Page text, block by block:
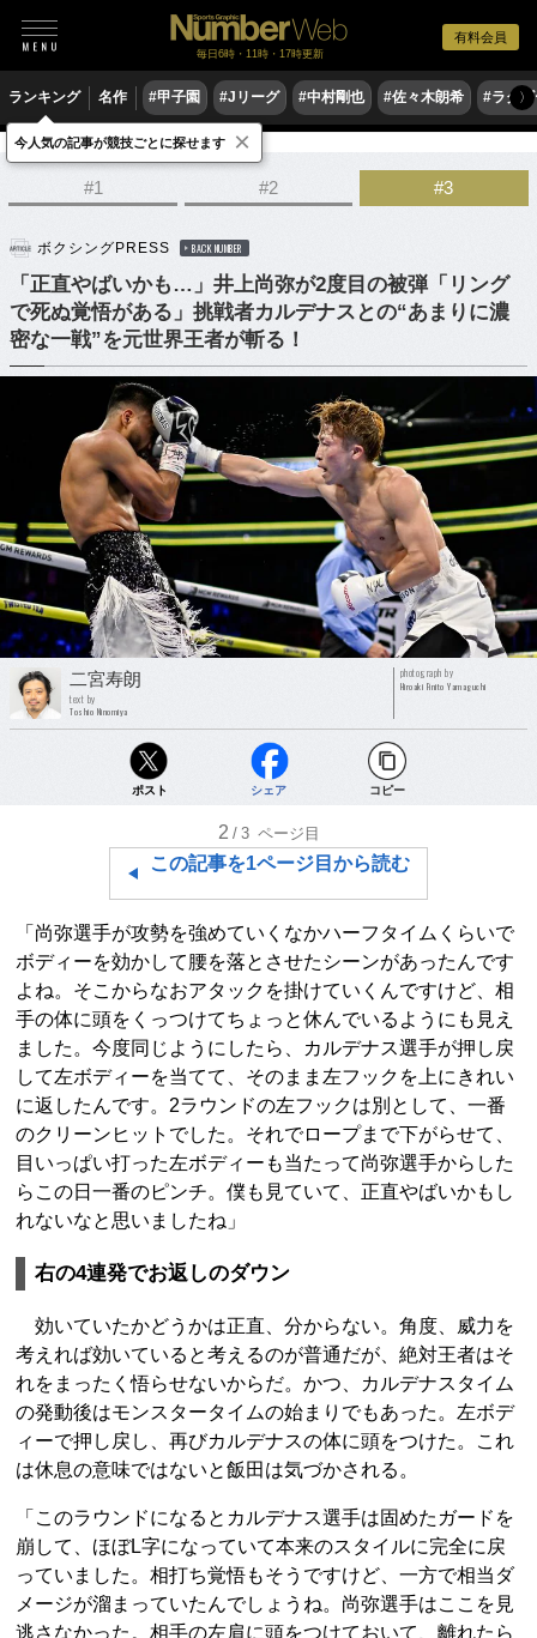
有料会員
毎日6時・11時・17時更新
ランキング 名作 #甲子園 #Jリーグ #中村剛也 #佐々木朗希 #ラグ〉
格闘技 ボクシング
#1 #2 #3
ボクシングPRESS BACK NUMBER
「正直やばいかも…」井上尚弥が2度目の被弾「リング
で死ぬ覚悟がある」挑戦者カルデナスとの“あまりに濃
密な一戦”を元世界王者が斬る！
二宮寿朗
text by
Toshio Ninomiya
photograph by
Hiroaki Finito Yamaguchi
ポスト シェア コピー
2 /3 ページ目
この記事を1ページ目から読む
「尚弥選手が攻勢を強めていくなかハーフタイムくらいで
ボディーを効かして腰を落とさせたシーンがあったんです
よね。そこからなおアタックを掛けていくんですけど、相
手の体に頭をくっつけてちょっと休んでいるようにも見え
ました。今度同じようにしたら、カルデナス選手が押し戻
して左ボディーを当てて、そのまま左フックを上にきれい
に返したんです。2ラウンドの左フックは別として、一番
のクリーンヒットでした。それでロープまで下がらせて、
目いっぱい打った左ボディーも当たって尚弥選手からした
らこの日一番のピンチ。僕も見ていて、正直やばいかもし
れないなと思いましたね」
右の4連発でお返しのダウン
効いていたかどうかは正直、分からない。角度、威力を
考えれば効いていると考えるのが普通だが、絶対王者はそ
れをまったく悟らせないからだ。かつ、カルデナスタイム
の発動後はモンスタータイムの始まりでもあった。左ボデ
ィーで押し戻し、再びカルデナスの体に頭をつけた。これ
は休息の意味ではないと飯田は気づかされる。
「このラウンドになるとカルデナス選手は固めたガードを
崩して、ほぼL字になっていて本来のスタイルに完全に戻
っていました。相打ち覚悟もそうですけど、一方で相当ダ
メージが溜まっていたんでしょうね。尚弥選手はここを見
逃さなかった。相手の左肩に頭をつけておいて、離れたら
今人気の記事が競技ごとに探せます ×